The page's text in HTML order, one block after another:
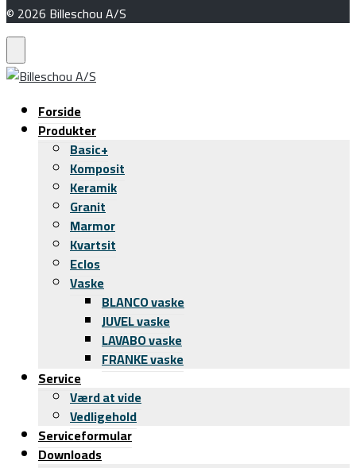
© 2026 Billeschou A/S
Forside
Produkter
Basic+
Komposit
Keramik
Granit
Marmor
Kvartsit
Eclos
Vaske
BLANCO vaske
JUVEL vaske
LAVABO vaske
FRANKE vaske
Service
Værd at vide
Vedligehold
Serviceformular
Downloads